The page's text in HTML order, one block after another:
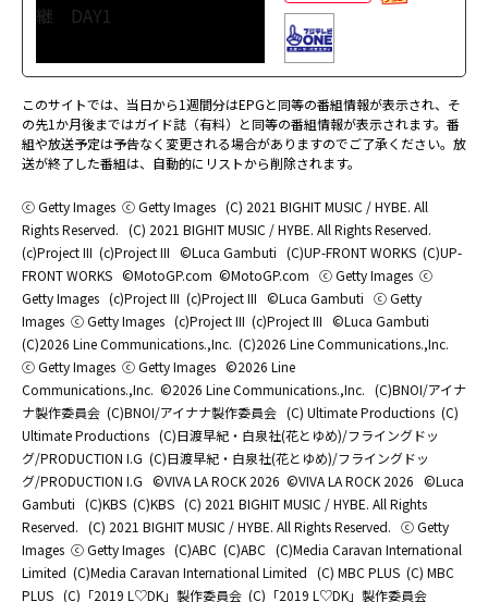
このサイトでは、当日から1週間分はEPGと同等の番組情報が表示され、そ
の先1か月後まではガイド誌（有料）と同等の番組情報が表示されます。番
組や放送予定は予告なく変更される場合がありますのでご了承ください。放
送が終了した番組は、自動的にリストから削除されます。
ⓒ Getty Images ⓒ Getty Images (C) 2021 BIGHIT MUSIC / HYBE. All
Rights Reserved. (C) 2021 BIGHIT MUSIC / HYBE. All Rights Reserved.
(c)Project III (c)Project III ©Luca Gambuti (C)UP-FRONT WORKS (C)UP-
FRONT WORKS ©MotoGP.com ©MotoGP.com ⓒ Getty Images ⓒ
Getty Images (c)Project III (c)Project III ©Luca Gambuti ⓒ Getty
Images ⓒ Getty Images (c)Project III (c)Project III ©Luca Gambuti
(C)2026 Line Communications.,Inc. (C)2026 Line Communications.,Inc.
ⓒ Getty Images ⓒ Getty Images ©2026 Line
Communications.,Inc. ©2026 Line Communications.,Inc. (C)BNOI/アイナ
ナ製作委員会 (C)BNOI/アイナナ製作委員会 (C) Ultimate Productions (C)
Ultimate Productions (C)日渡早紀・白泉社(花とゆめ)/フライングドッ
グ/PRODUCTION I.G (C)日渡早紀・白泉社(花とゆめ)/フライングドッ
グ/PRODUCTION I.G ©️VIVA LA ROCK 2026 ©️VIVA LA ROCK 2026 ©Luca
Gambuti (C)KBS (C)KBS (C) 2021 BIGHIT MUSIC / HYBE. All Rights
Reserved. (C) 2021 BIGHIT MUSIC / HYBE. All Rights Reserved. ⓒ Getty
Images ⓒ Getty Images (C)ABC (C)ABC (C)Media Caravan International
Limited (C)Media Caravan International Limited (C) MBC PLUS (C) MBC
PLUS (C)「2019 L♡DK」製作委員会 (C)「2019 L♡DK」製作委員会